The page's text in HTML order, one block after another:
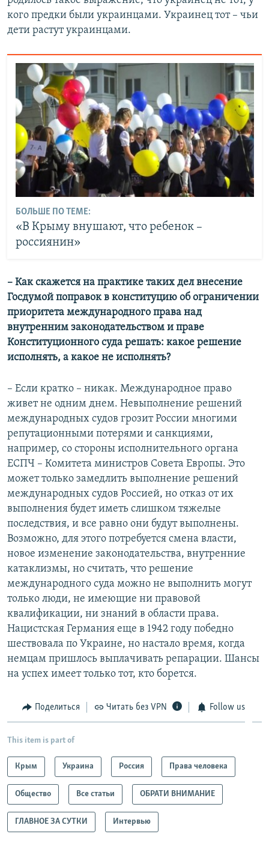
кого предки были украинцами. Украинец тот – чьи
дети растут украинцами.
БОЛЬШЕ ПО ТЕМЕ:
«В Крыму внушают, что ребенок –
россиянин»
– Как скажется на практике таких дел внесение
Госдумой поправок в конституцию об ограничении
приоритета международного права над
внутренним законодательством и праве
Конституционного суда решать: какое решение
исполнять, а какое не исполнять?
– Если кратко – никак. Международное право
живет не одним днем. Невыполнение решений
международных судов грозит России многими
репутационными потерями и санкциями,
например, со стороны исполнительного органа
ЕСПЧ – Комитета министров Совета Европы. Это
может только замедлить выполнение решений
международных судов Россией, но отказ от их
выполнения будет иметь слишком тяжелые
последствия, и все равно они будут выполнены.
Возможно, для этого потребуется смена власти,
новое изменение законодательства, внутренние
катаклизмы, но считать, что решение
международного суда можно не выполнить могут
только люди, не имеющие ни правовой
квалификации, ни знаний в области права.
Нацистская Германия еще в 1942 году победно
шествовала по Украине, но настало время, когда
немцам пришлось выплачивать репарации. Шансы
на успех имеет только тот, кто борется.
Поделиться Читать без VPN Follow us
This item is part of
Крым Украина Россия Права человека
Общество Все статьи ОБРАТИ ВНИМАНИЕ
ГЛАВНОЕ ЗА СУТКИ Интервью